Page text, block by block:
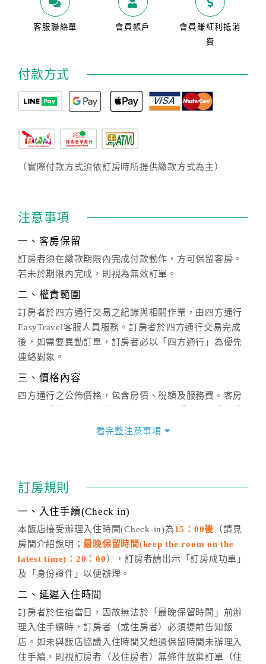
客服聯絡單 會員帳戶
會員賺紅利抵消
費
付款方式
（實際付款方式須依訂房時所提供繳款方式為主）
注意事項
一、客房保留
訂房者須在繳款期限內完成付款動作，方可保留客房。
若未於期限內完成，則視為無效訂單。
二、權責範圍
訂房者於四方通行交易之紀錄與相關作業，由四方通行
EasyTravel客服人員服務。訂房者於四方通行交易完成
後，如需要異動訂單，訂房者必以「四方通行」為優先
連絡對象。
三、價格內容
四方通行之公佈價格，包含房價、稅額及服務費。客房
價」之當日價格為標準。
話方式異動訂單。
※非客服時間之申辦異動，皆為次日計算及辦理。
五、客服時間
週一至週日，上午9:00～晚上6:00
六、聯絡方式
(07)9682715 。
看完整注意事項
訂房規則
一、入住手續(Check in)
本飯店接受辦理入住時間(Check-in)為15：00後 （請見
房間介紹說明；最晚保留時間(keep the room on the
latest time)：20：00 ），訂房者請出示「訂房成功單」
及「身份證件」以便辦理。
二、延遲入住時間
訂房者於住宿當日，因故無法於「最晚保留時間」前辦
理入住手續時，訂房者（或住房者）必須提前告知飯
店。如未與飯店協議入住時間又超過保留時間未辦理入
住手續，則視訂房者（及住房者）無條件放棄訂單（住